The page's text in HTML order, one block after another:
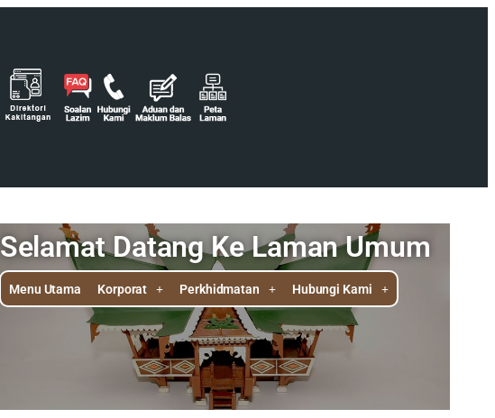
Selamat Datang Ke Laman Umum
Menu Utama Korporat Perkhidmatan Hubungi Kami